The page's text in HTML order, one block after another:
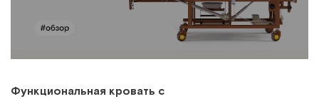
Функциональная кровать с